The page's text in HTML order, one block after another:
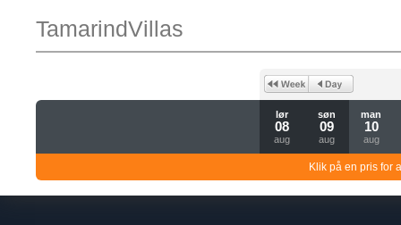
TamarindVillas
lør
08
aug
søn
09
aug
man
10
aug
Klik på en pris for